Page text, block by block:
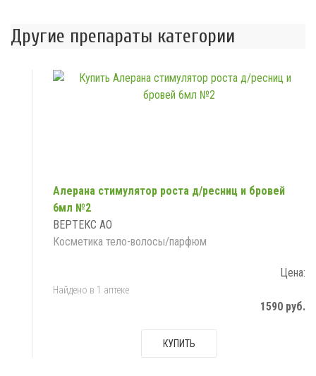
Другие препараты категории
Алерана стимулятор роста д/ресниц и бровей
6мл №2
ВЕРТЕКС АО
Косметика тело-волосы/парфюм
Цена:
Найдено в 1 аптеке
1590 руб.
КУПИТЬ